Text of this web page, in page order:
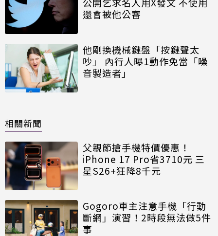
還會被他公審
他剛換機械鍵盤「按鍵聲太
吵」 內行人曝1動作免當「噪
音製造者」
相關新聞
父親節搶手機特價優惠！
iPhone 17 Pro省3710元 三
星S26+狂降8千元
Gogoro車主注意手機「行動
斷網」演習！2時段無法做5件
事